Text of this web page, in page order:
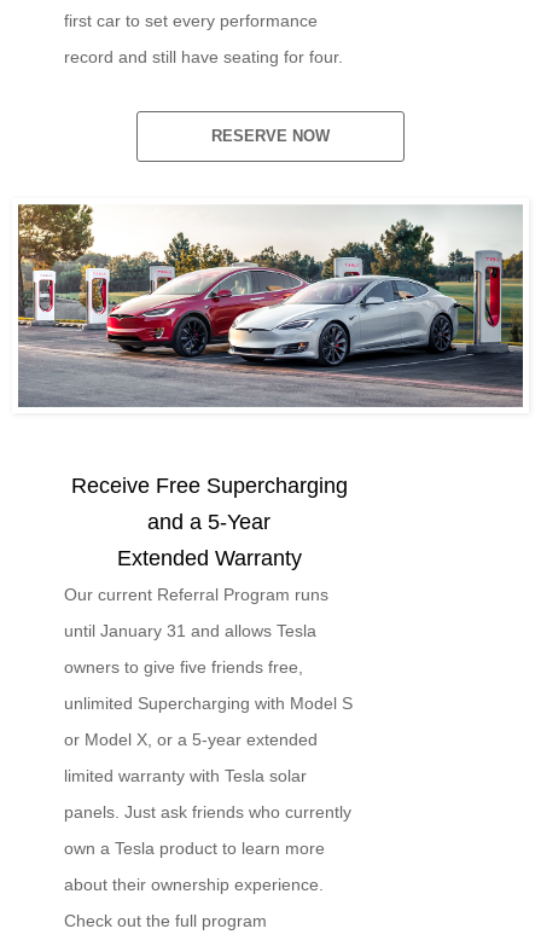
first car to set every performance
record and still have seating for four.
RESERVE NOW
Receive Free Supercharging
and a 5-Year
Extended Warranty
Our current Referral Program runs
until January 31 and allows Tesla
owners to give five friends free,
unlimited Supercharging with Model S
or Model X, or a 5‑year extended
limited warranty with Tesla solar
panels. Just ask friends who currently
own a Tesla product to learn more
about their ownership experience.
Check out the full program